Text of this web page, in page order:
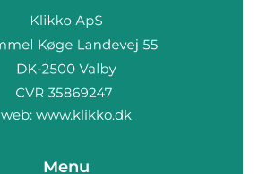
web: www.klikko.dk
Menu